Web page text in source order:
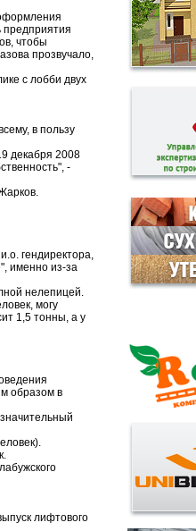
предприятия
чтобы
прозвучало,
с лобби двух
в пользу
декабря 2008
-
гендиректора,
именно из-за
нелепицей.
могу
1,5 тонны, а у
образом в
лифтового